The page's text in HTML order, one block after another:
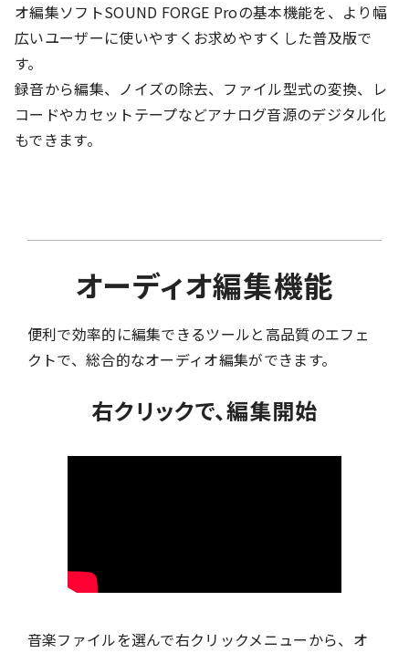
オ編集ソフトSOUND FORGE Proの基本機能を、より幅
広いユーザーに使いやすくお求めやすくした普及版で
す。
録音から編集、ノイズの除去、ファイル型式の変換、レ
コードやカセットテープなどアナログ音源のデジタル化
もできます。
オーディオ編集機能
便利で効率的に編集できるツールと高品質のエフェ
クトで、総合的なオーディオ編集ができます。
右クリックで、編集開始
音楽ファイルを選んで右クリックメニューから、オ